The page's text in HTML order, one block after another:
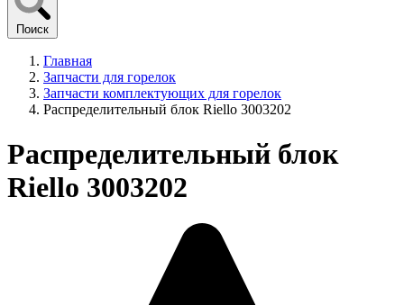
Поиск
Главная
Запчасти для горелок
Запчасти комплектующих для горелок
Распределительный блок Riello 3003202
Распределительный блок
Riello 3003202